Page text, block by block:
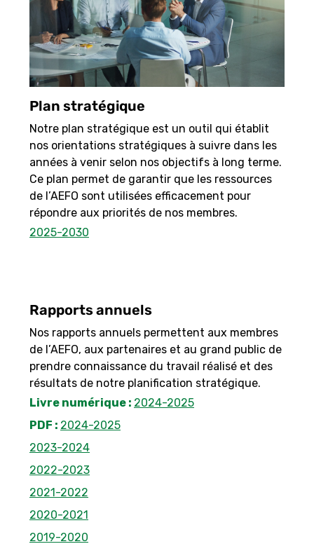
Plan stratégique
Notre plan stratégique est un outil qui établit
nos orientations stratégiques à suivre dans les
années à venir selon nos objectifs à long terme.
Ce plan permet de garantir que les ressources
de l’AEFO sont utilisées efficacement pour
répondre aux priorités de nos membres.
2025-2030
Rapports annuels
Nos rapports annuels permettent aux membres
de l’AEFO, aux partenaires et au grand public de
prendre connaissance du travail réalisé et des
résultats de notre planification stratégique.
Livre numérique : 2024-2025
PDF : 2024-2025
2023-2024
2022-2023
2021-2022
2020-2021
2019-2020